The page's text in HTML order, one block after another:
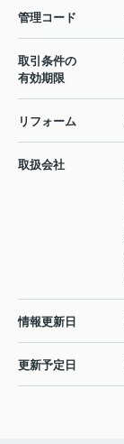
管理コード
取引条件の
有効期限
リフォーム
取扱会社
情報更新日
更新予定日